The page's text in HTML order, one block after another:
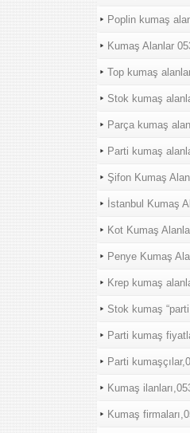
Poplin kumaş
Kumaş Alanlar
Top kumaş
Stok kumaş
Parça kumaş
Parti kumaş
Şifon Kumaş
İstanbul Kumaş
Kot Kumaş
Penye Kumaş
Krep kumaş
Stok kumaş
Parti kumaş
Parti
Kumaş
Kumaş